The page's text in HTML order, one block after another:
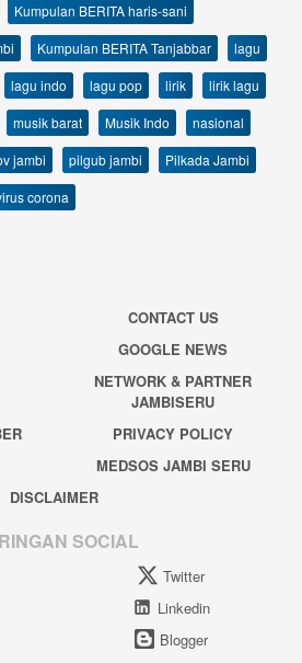
Kumpulan BERITA haris-sani
Kumpulan BERITA Tanjabbar
lagu
lagu indo lagu pop lirik
lirik lagu
musik barat Musik Indo
nasional
jambi pilgub jambi
Pilkada Jambi
corona
CONTACT US
GOOGLE NEWS
NETWORK & PARTNER
JAMBISERU
PRIVACY POLICY
MEDSOS JAMBI SERU
DISCLAIMER
SOCIAL
Twitter
Linkedin
Blogger